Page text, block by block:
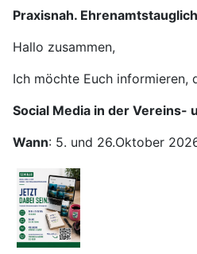
Praxisnah.
Hallo zusammen,
Ich möchte Euch informieren,
Social Media in der Vereins-
Wann: 5. und 26.Oktober